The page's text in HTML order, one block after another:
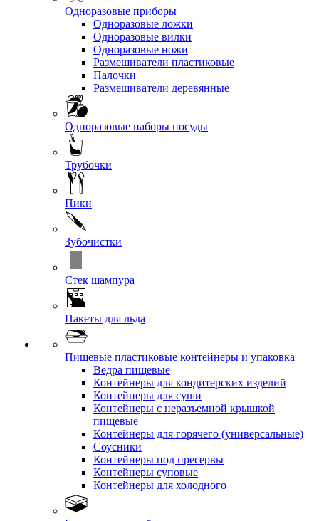
Одноразовые приборы
Одноразовые ложки
Одноразовые вилки
Одноразовые ножи
Размешиватели пластиковые
Палочки
Размешиватели деревянные
Одноразовые наборы посуды
Трубочки
Пики
Зубочистки
Стек шампура
Пакеты для льда
Пищевые пластиковые контейнеры и упаковка
Ведра пищевые
Контейнеры для кондитерских изделий
Контейнеры для суши
Контейнеры с неразъемной крышкой
пищевые
Контейнеры для горячего (универсальные)
Соусники
Контейнеры под пресервы
Контейнеры суповые
Контейнеры для холодного